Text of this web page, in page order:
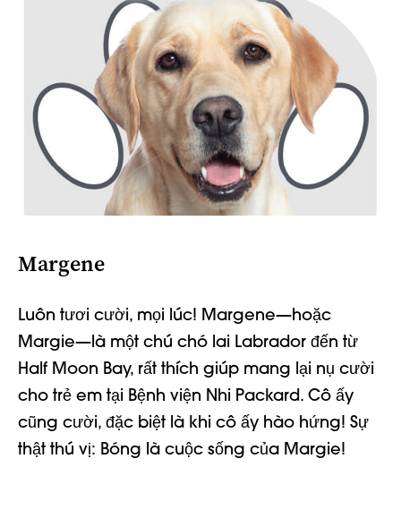
Margene
Luôn tươi cười, mọi lúc! Margene—hoặc
Margie—là một chú chó lai Labrador đến từ
Half Moon Bay, rất thích giúp mang lại nụ cười
cho trẻ em tại Bệnh viện Nhi Packard. Cô ấy
cũng cười, đặc biệt là khi cô ấy hào hứng! Sự
thật thú vị: Bóng là cuộc sống của Margie!